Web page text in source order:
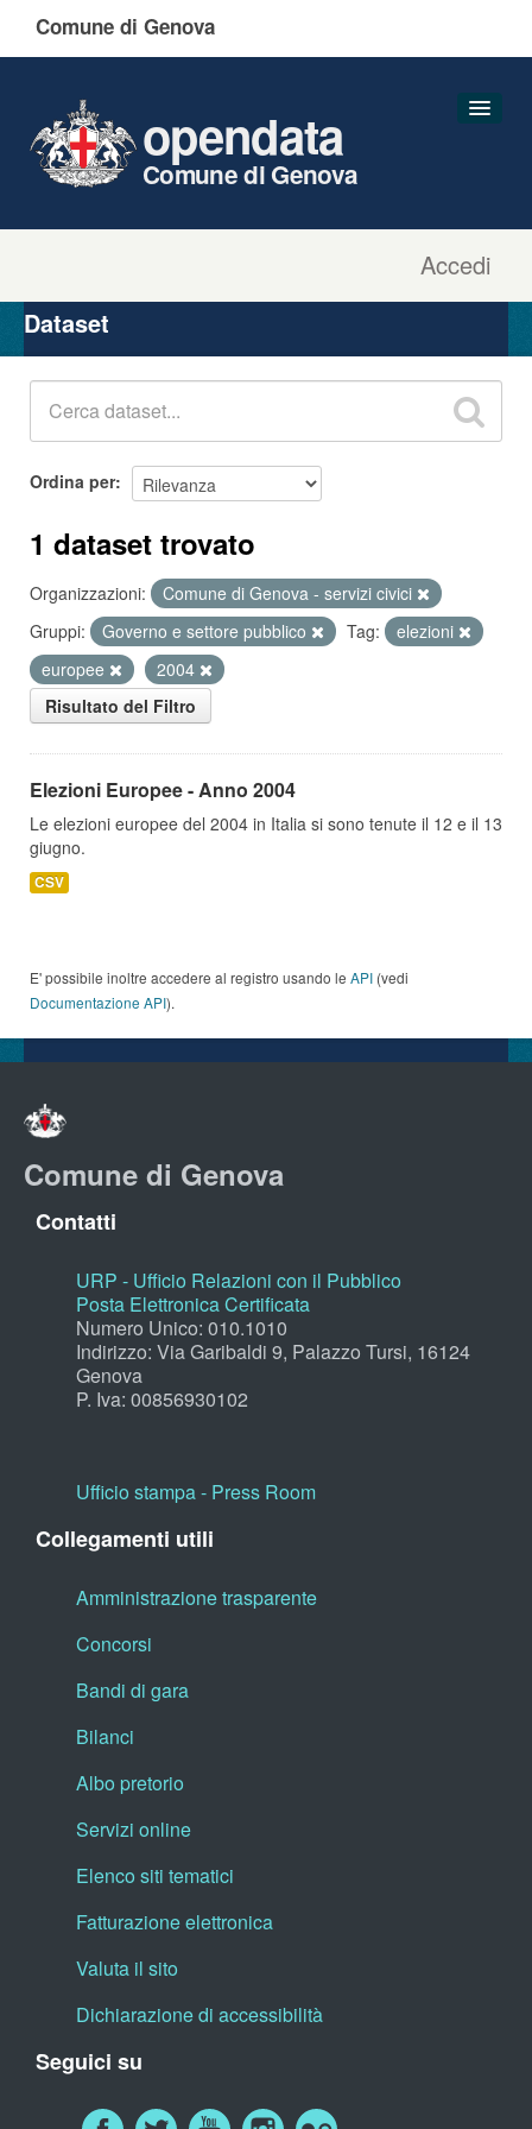
Comune di Genova
Accedi
opendata
Comune di Genova
Organizzazioni
Gruppi
Dataset
Ordina per
1 dataset trovato
Organizzazioni:
Comune di Genova - servizi civici
Gruppi:
Governo e settore pubblico Tag:
elezioni
europee
2004
Risultato del Filtro
Elezioni Europee - Anno 2004
Le elezioni europee del 2004 in Italia si sono tenute il 12 e il 13
giugno.
CSV
E' possibile inoltre accedere al registro usando le API (vedi
Documentazione API).
Comune di Genova
Contatti
URP - Ufficio Relazioni con il Pubblico
Posta Elettronica Certificata
Numero Unico: 010.1010
Indirizzo: Via Garibaldi 9, Palazzo Tursi, 16124
Genova
P. Iva: 00856930102
Ufficio stampa - Press Room
Collegamenti utili
Amministrazione trasparente
Concorsi
Bandi di gara
Bilanci
Albo pretorio
Servizi online
Elenco siti tematici
Fatturazione elettronica
Valuta il sito
Dichiarazione di accessibilità
Seguici su